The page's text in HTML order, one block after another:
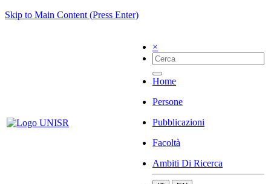
Skip to Main Content (Press Enter)
×
Home
Persone
Pubblicazioni
Facoltà
Ambiti Di Ricerca